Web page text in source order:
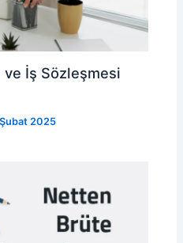
ve İş Sözleşmesi
2025